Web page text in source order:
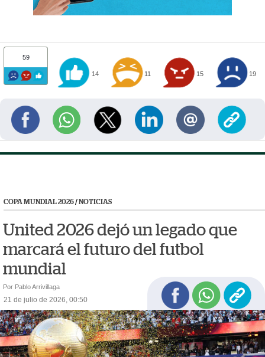
59
14 11 15 19
COPA MUNDIAL 2026/ NOTICIAS
United 2026 dejó un legado que
marcará el futuro del futbol
mundial
Por Pablo Arrivillaga
21 de julio de 2026, 00:50